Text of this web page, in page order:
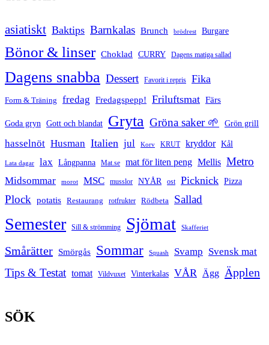
asiatiskt Baktips Barnkalas Brunch brödrest Burgare
Bönor & linser Choklad CURRY Dagens matiga sallad
Dagens snabba Dessert Favorit i repris Fika
Form & Träning fredag Fredagspepp! Friluftsmat Färs
Goda gryn Gott och blandat Gryta Gröna saker 🌱 Grön grill
hasselnöt Husman Italien jul Korv KRUT kryddor Kål
Lata dagar lax Långpanna Mat.se mat för liten peng Mellis Metro
Midsommar morot MSC musslor NYÅR ost Picknick Pizza
Plock potatis Restaurang rotfrukter Rödbeta Sallad
Semester Sill & strömming Sjömat Skafferiet
Smårätter Smörgås Sommar Squash Svamp Svensk mat
Tips & Testat tomat Vildvuxet Vinterkalas VÅR Ägg Äpplen
SÖK